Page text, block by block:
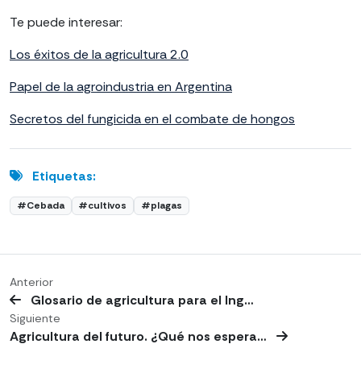
Te puede interesar:
Los éxitos de la agricultura 2.0
Papel de la agroindustria en Argentina
Secretos del fungicida en el combate de hongos
Etiquetas:
#Cebada #cultivos #plagas
Anterior
Glosario de agricultura para el Ing…
Siguiente
Agricultura del futuro. ¿Qué nos espera…